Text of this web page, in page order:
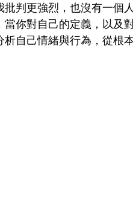
判更強烈，也沒有一個
你對自己的定義，以及
自己情緒與行為，從根